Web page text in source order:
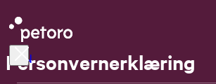
EN
Personvernerklæring